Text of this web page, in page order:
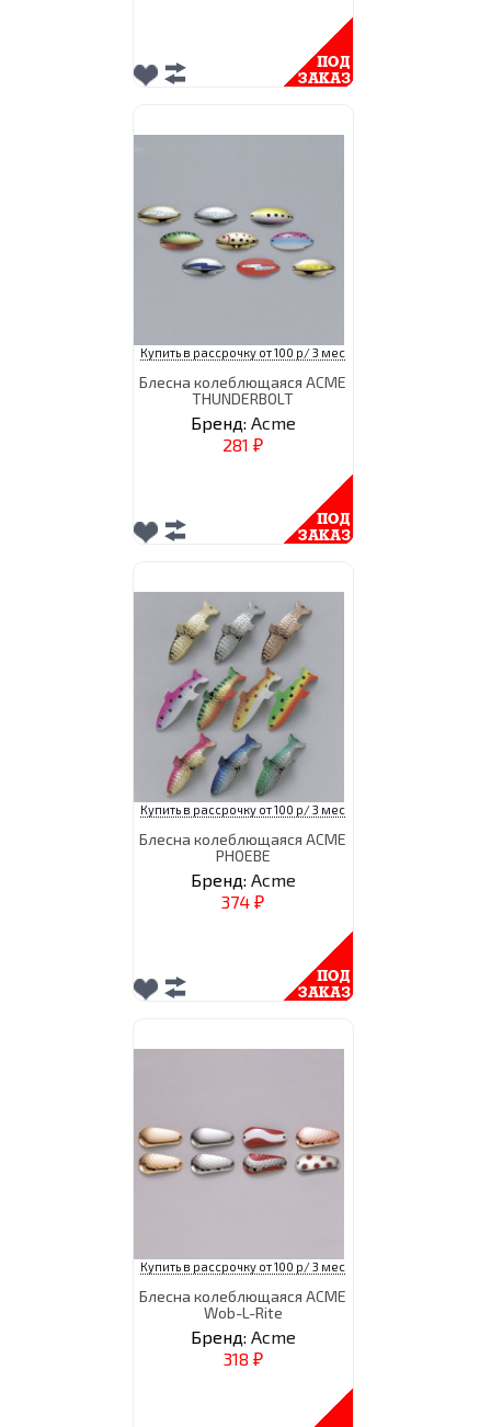
Купить в рассрочку от 100 р/ 3 мес
Блесна колеблющаяся ACME
THUNDERBOLT
Бренд: Acme
281 ₽
Купить в рассрочку от 100 р/ 3 мес
Блесна колеблющаяся ACME
PHOEBE
Бренд: Acme
374 ₽
Купить в рассрочку от 100 р/ 3 мес
Блесна колеблющаяся ACME
Wob-L-Rite
Бренд: Acme
318 ₽